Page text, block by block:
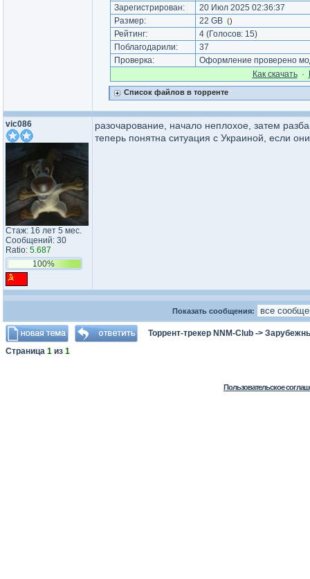
Зарегистрирован:
20 Июл 2025 02:36:37
Размер:
22 GB ()
Рейтинг: 4(Голосов: 15)
Поблагодарили:
37
Проверка:
Оформление проверено
Как cкачать·
Список файлов в торренте
vic086
Стаж: 16 лет 5 мес.
Сообщений: 30
Ratio: 5.687
100%
разочарование, начало неплохое, затем
теперь понятна ситуация с Украиной, если
Показать сообщения:
Торрент-трекер NNM-Club ->
Страница 1 из 1
Пользовательское